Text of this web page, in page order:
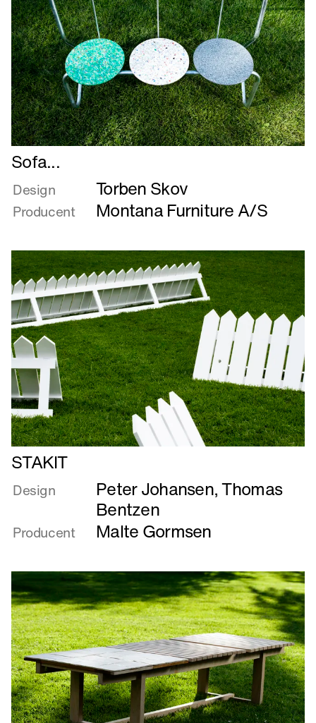
Læs
mere
om
Sofa...
Sofa...
Design Torben Skov
Producent Montana Furniture A/S
Læs
mere
om
STAKIT
Design Peter Johansen,Thomas
Bentzen
Producent Malte Gormsen